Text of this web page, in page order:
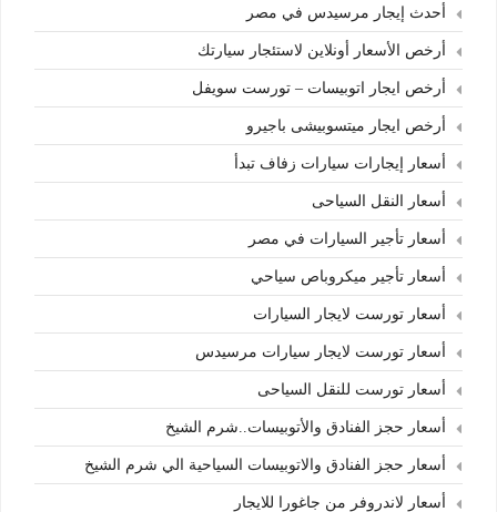
أحدث إيجار مرسيدس في مصر
أرخص الأسعار أونلاين لاستئجار سيارتك
أرخص ايجار اتوبيسات – تورست سويفل
أرخص ايجار ميتسوبيشى باجيرو
أسعار إيجارات سيارات زفاف تبدأ
أسعار النقل السياحى
أسعار تأجير السيارات في مصر
أسعار تأجير ميكروباص سياحي
أسعار تورست لايجار السيارات
أسعار تورست لايجار سيارات مرسيدس
أسعار تورست للنقل السياحى
أسعار حجز الفنادق والأتوبيسات..شرم الشيخ
أسعار حجز الفنادق والاتوبيسات السياحية الي شرم الشيخ
أسعار لاندروفر من جاغورا للايجار